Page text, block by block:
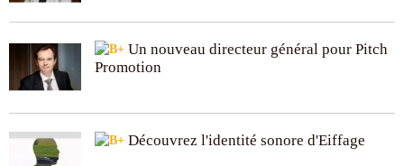
Un nouveau directeur général pour Pitch
Promotion
Découvrez l'identité sonore d'Eiffage